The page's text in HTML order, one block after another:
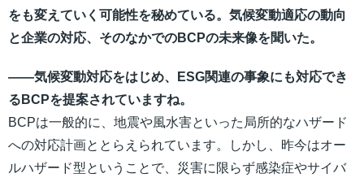
をも変えていく可能性を秘めている。気候変動適応の動向
と企業の対応、そのなかでのBCPの未来像を聞いた。
――気候変動対応をはじめ、ESG関連の事象にも対応でき
るBCPを提案されていますね。
BCPは一般的に、地震や風水害といった局所的なハザード
への対応計画ととらえられています。しかし、昨今はオー
ルハザード型ということで、災害に限らず感染症やサイバ